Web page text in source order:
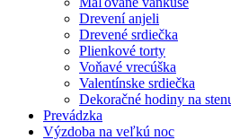
Drevení anjeli
Drevené srdiečka
Plienkové torty
Voňavé vrecúška
Valentínske srdiečka
Dekoračné hodiny na
Prevádzka
Výzdoba na veľkú noc